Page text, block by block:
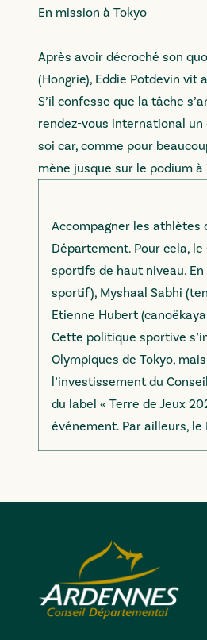
En mission à Tokyo
Après avoir décroché son
(Hongrie), Eddie Potdevin vit
S’il confesse que la tâche
rendez-vous international
soi car, comme pour
mène jusque sur le podium à
Accompagner les athlètes
Département. Pour cela,
sportifs de haut niveau.
sportif), Myshaal Sabhi
Etienne Hubert
Cette politique sportive
Olympiques de Tokyo,
l’investissement du
du label « Terre de Jeux
événement. Par ailleurs,